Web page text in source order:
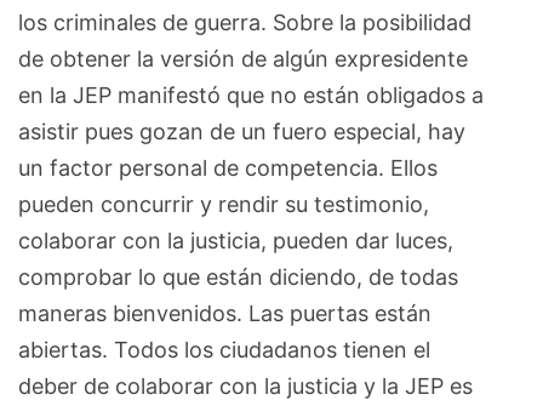
los criminales de guerra. Sobre la posibilidad
de obtener la versión de algún expresidente
en la JEP manifestó que no están obligados a
asistir pues gozan de un fuero especial, hay
un factor personal de competencia. Ellos
pueden concurrir y rendir su testimonio,
colaborar con la justicia, pueden dar luces,
comprobar lo que están diciendo, de todas
maneras bienvenidos. Las puertas están
abiertas. Todos los ciudadanos tienen el
deber de colaborar con la justicia y la JEP es